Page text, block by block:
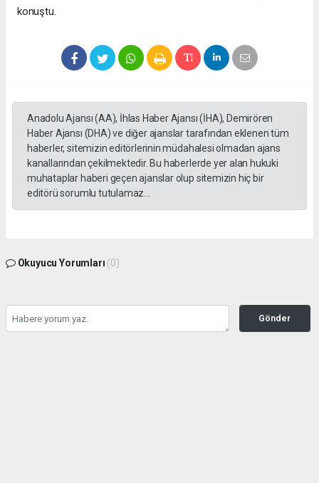
konuştu.
Anadolu Ajansı (AA), İhlas Haber Ajansı (İHA), Demirören
Haber Ajansı (DHA) ve diğer ajanslar tarafından eklenen tüm
haberler, sitemizin editörlerinin müdahalesi olmadan ajans
kanallarından çekilmektedir. Bu haberlerde yer alan hukuki
muhataplar haberi geçen ajanslar olup sitemizin hiç bir
editörü sorumlu tutulamaz...
Okuyucu Yorumları (0)
Gönder